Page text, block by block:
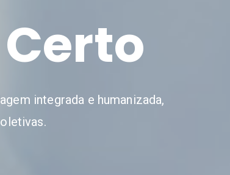
integrada e humanizada,